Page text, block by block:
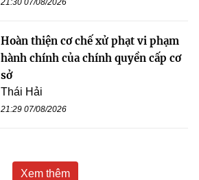
Hoàn thiện cơ chế xử phạt vi phạm
hành chính của chính quyền cấp cơ
sở
Thái Hải
21:29 07/08/2026
Xem thêm